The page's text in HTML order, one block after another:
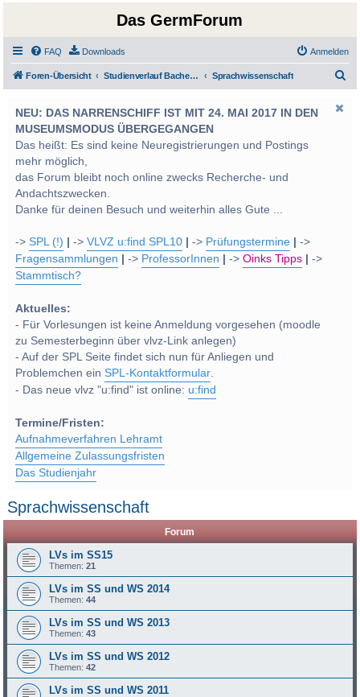
Das GermForum
FAQ Downloads Anmelden
Foren-Übersicht Studienverlauf Bachelor-/Masterstudien sowie UF Deutsch Sprachwissenschaft
NEU: DAS NARRENSCHIFF IST MIT 24. MAI 2017 IN DEN
MUSEUMSMODUS ÜBERGEGANGEN
Das heißt: Es sind keine Neuregistrierungen und Postings
mehr möglich,
das Forum bleibt noch online zwecks Recherche- und
Andachtszwecken.
Danke für deinen Besuch und weiterhin alles Gute ...
->SPL (!) ->VLVZ u:find SPL10 -> Prüfungstermine
->
Fragensammlungen
-> ProfessorInnen ->Oinks Tipps
->
Stammtisch?
Aktuelles:
- Für Vorlesungen ist keine Anmeldung vorgesehen (moodle
zu Semesterbeginn über vlvz-Link anlegen)
- Auf der SPL Seite findet sich nun für Anliegen und
Problemchen einSPL-Kontaktformular.
- Das neue vlvz "u:find" ist online: u:find
Termine/Fristen:
Aufnahmeverfahren Lehramt
Allgemeine Zulassungsfristen
Das Studienjahr
Sprachwissenschaft
Forum
LVs im SS15
Themen:21
LVs im SS und WS 2014
Themen:44
LVs im SS und WS 2013
Themen:43
LVs im SS und WS 2012
Themen:42
LVs im SS und WS 2011